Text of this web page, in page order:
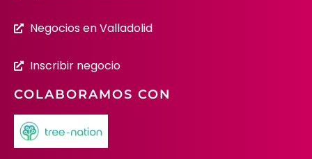
Negocios en Valladolid
Inscribir negocio
COLABORAMOS CON